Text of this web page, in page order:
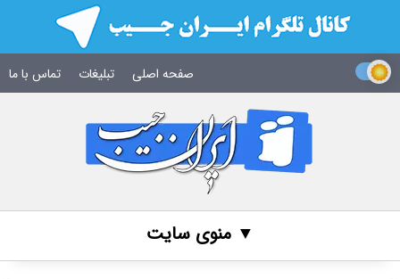
صفحه اصلی تبلیغات تماس با ما
▼ منوی سایت